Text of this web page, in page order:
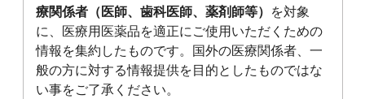
療関係者（医師、歯科医師、薬剤師等）
を対象
に、医療用医薬品を適正にご使用いただくための
情報を集約したものです。国外の医療関係者、一
般の方に対する情報提供を目的としたものではな
い事をご了承ください。